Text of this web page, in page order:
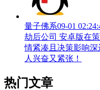
量子佛系09-01
劫后公司 安卓版在
情紧凑且决策影响
人兴奋又紧张！
热门文章